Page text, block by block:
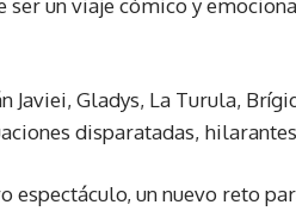
un viaje cómico y
Javiei, Gladys, La Turula,
disparatadas,
espectáculo, un nuevo reto